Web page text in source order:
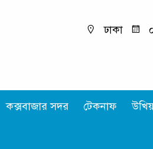
ঢাকা
কক্সবাজার সদর টেকনাফ